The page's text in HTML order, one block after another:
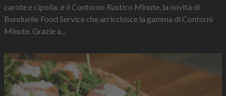
carote e cipolla: è il Contorno Rustico Minute, la novità di
Bonduelle Food Service che arricchisce la gamma di Contorni
Minute. Grazie a...